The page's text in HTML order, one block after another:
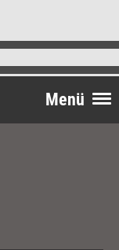
Menü